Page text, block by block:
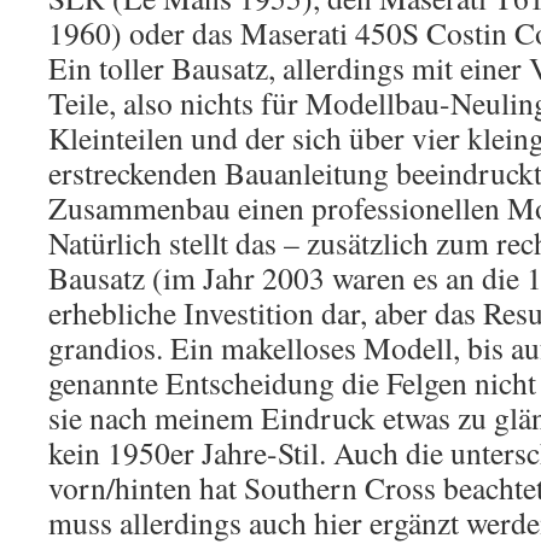
1960) oder das Maserati 450S Costin
Ein toller Bausatz, allerdings mit einer
Teile, also nichts für Modellbau-
Kleinteilen und der sich über vier
erstreckenden Bauanleitung
Zusammenbau einen professionellen
Natürlich stellt das – zusätzlich zum
Bausatz (im Jahr 2003 waren es an die
erhebliche Investition dar, aber das
grandios. Ein makelloses Modell, bis
genannte Entscheidung die Felgen
sie nach meinem Eindruck etwas zu
kein 1950er Jahre-Stil. Auch die
vorn/hinten hat Southern Cross
muss allerdings auch hier ergänzt